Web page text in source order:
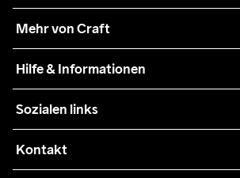
Nachhaltigkeit
Mehr von Craft
Teamwear
Zusammenarbeit
Press
Hilfe & Informationen
Retouren
Kundendienst
Sozialen links
Kontakt